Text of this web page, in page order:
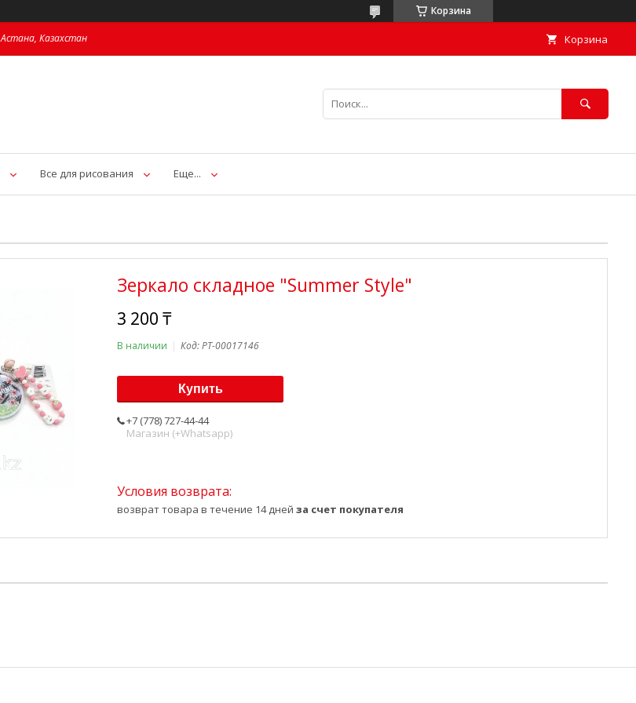
Корзина
Астана, Казахстан Корзина
Все для рисования Еще...
Зеркало складное "Summer Style"
3 200 ₸
В наличии Код:PT-00017146
Купить
+7 (778) 727-44-44
Магазин (+Whatsapp)
возврат товара в течение 14 дней за счет покупателя